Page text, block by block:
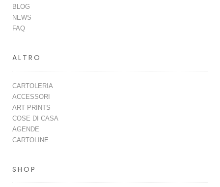
BLOG
NEWS
FAQ
ALTRO
CARTOLERIA
ACCESSORI
ART PRINTS
COSE DI CASA
AGENDE
CARTOLINE
SHOP